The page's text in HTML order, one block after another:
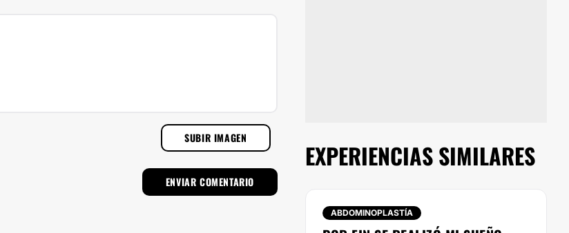
SUBIR IMAGEN
EXPERIENCIAS SIMILARES
ABDOMINOPLASTÍA